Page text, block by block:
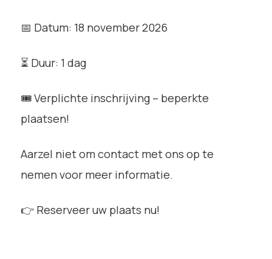
📅 Datum: 18 november 2026
⏳ Duur: 1 dag
🎟 Verplichte inschrijving – beperkte
plaatsen!
Aarzel niet om contact met ons op te
nemen voor meer informatie.
👉 Reserveer uw plaats nu!